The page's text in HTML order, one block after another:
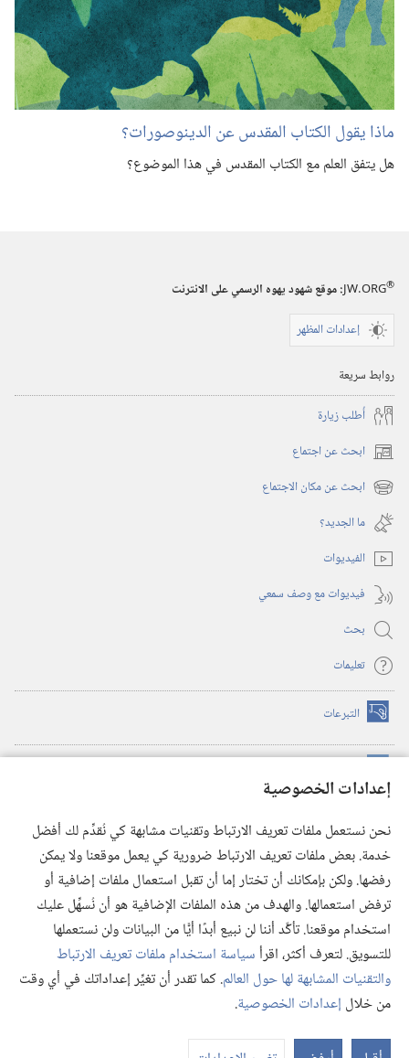
إعدادات الخصوصية
نحن نستعمل ملفات تعريف الارتباط وتقنيات مشابهة كي نُقدِّم لك أفضل
خدمة. بعض ملفات تعريف الارتباط ضرورية كي يعمل موقعنا ولا يمكن
رفضها. ولكن بإمكانك أن تختار إما أن تقبل استعمال ملفات إضافية أو
ترفض استعمالها. والهدف من هذه الملفات الإضافية هو أن نُسهِّل عليك
استخدام موقعنا. تأكَّد أننا لن نبيع أبدًا أيًّا من البيانات ولن نستعملها
للتسويق. لتعرف أكثر، اقرأسياسة استخدام ملفات تعريف الارتباط
والتقنيات المشابهة لها حول العالم. كما تقدر أن تغيِّر إعداداتك في أي وقت
من خلال إعدادات الخصوصية.
ماذا يقول الكتاب المقدس عن الدينوصورات؟‏
هل يتفق العلم مع الكتاب المقدس في هذا الموضوع؟‏
JW.ORG®
:‏ موقع شهود يهوه الرسمي على الانترنت
إعدادات المظهر
روابط سريعة
أُطلب زيارة
ابحث عن اجتماع (يفتح
نافذة ابحث عن مكان الاجتماع (يفتح
نافذة
جديدة)
ما الجديد؟‏
الفيديوات
فيديوات مع وصف سمعي
بحث
تعليمات
التبرعات (يفتح
نافذة
(يفتح
نافذة
(يفتح
نافذة
جديدة) تطبيق ®
JW Library
مكتبة برج المراقبة
© 2026 .Watch Tower Bible and Tract Society of Pennsylvania
شروط الاستخدام |